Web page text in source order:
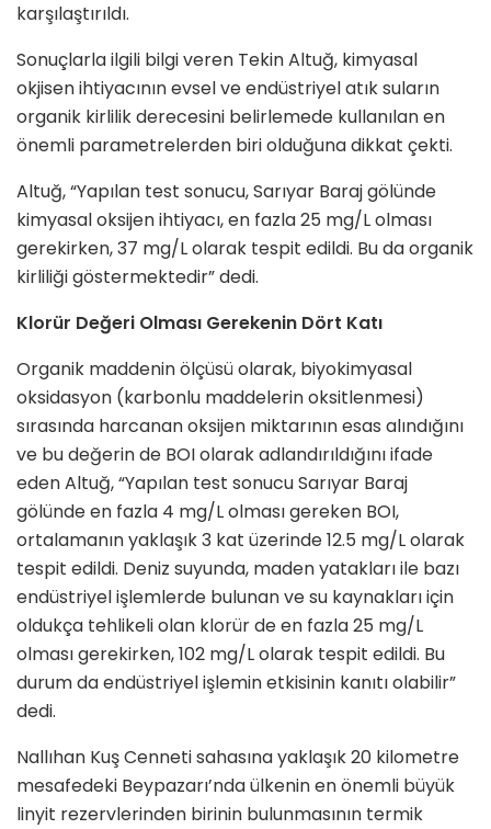
karşılaştırıldı.
Sonuçlarla ilgili bilgi veren Tekin Altuğ, kimyasal
okjisen ihtiyacının evsel ve endüstriyel atık suların
organik kirlilik derecesini belirlemede kullanılan en
önemli parametrelerden biri olduğuna dikkat çekti.
Altuğ, “Yapılan test sonucu, Sarıyar Baraj gölünde
kimyasal oksijen ihtiyacı, en fazla 25 mg/L olması
gerekirken, 37 mg/L olarak tespit edildi. Bu da organik
kirliliği göstermektedir” dedi.
Klorür Değeri Olması Gerekenin Dört Katı
Organik maddenin ölçüsü olarak, biyokimyasal
oksidasyon (karbonlu maddelerin oksitlenmesi)
sırasında harcanan oksijen miktarının esas alındığını
ve bu değerin de BOI olarak adlandırıldığını ifade
eden Altuğ, “Yapılan test sonucu Sarıyar Baraj
gölünde en fazla 4 mg/L olması gereken BOI,
ortalamanın yaklaşık 3 kat üzerinde 12.5 mg/L olarak
tespit edildi. Deniz suyunda, maden yatakları ile bazı
endüstriyel işlemlerde bulunan ve su kaynakları için
oldukça tehlikeli olan klorür de en fazla 25 mg/L
olması gerekirken, 102 mg/L olarak tespit edildi. Bu
durum da endüstriyel işlemin etkisinin kanıtı olabilir”
dedi.
Nallıhan Kuş Cenneti sahasına yaklaşık 20 kilometre
mesafedeki Beypazarı’nda ülkenin en önemli büyük
linyit rezervlerinden birinin bulunmasının termik